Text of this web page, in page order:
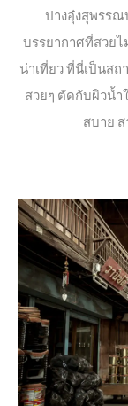
ปางอุ๋งสุพรรณ
บรรยากาศที่สวยไ
น่าเที่ยว ที่นี่เป็นสถ
สวยๆ ตัดกับผิวน้ำ
สบาย